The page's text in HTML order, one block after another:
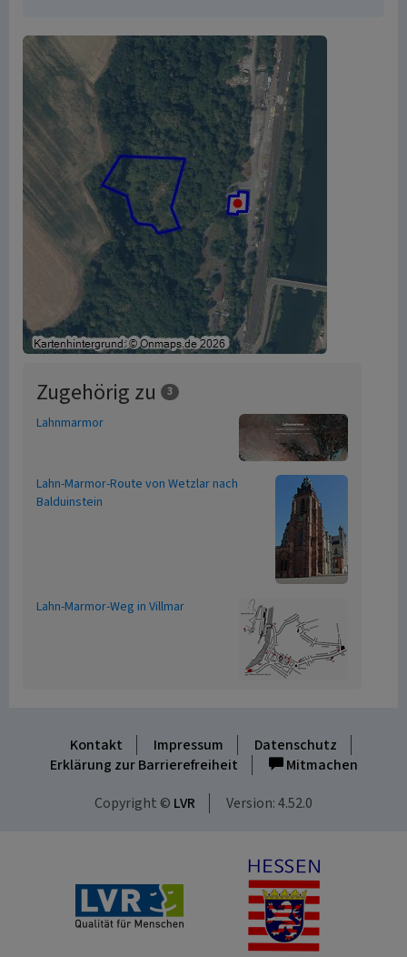
Zugehörig zu 3
Lahnmarmor
Lahn-Marmor-Route von Wetzlar nach
Balduinstein
Lahn-Marmor-Weg in Villmar
Kontakt Impressum
Datenschutz
Erklärung zur Barrierefreiheit
Mitmachen
Copyright © LVR Version: 4.52.0